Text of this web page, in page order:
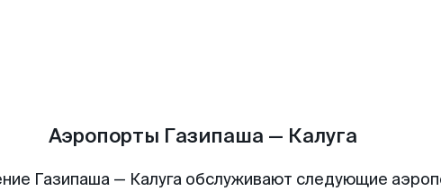
Аэропорты Газипаша — Калуга
Газипаша — Калуга обслуживают следующие